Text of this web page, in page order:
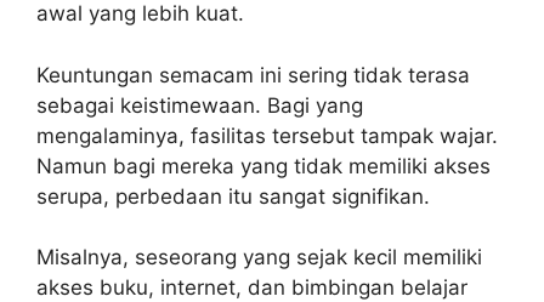
awal yang lebih kuat.
Keuntungan semacam ini sering tidak terasa
sebagai keistimewaan. Bagi yang
mengalaminya, fasilitas tersebut tampak wajar.
Namun bagi mereka yang tidak memiliki akses
serupa, perbedaan itu sangat signifikan.
Misalnya, seseorang yang sejak kecil memiliki
akses buku, internet, dan bimbingan belajar